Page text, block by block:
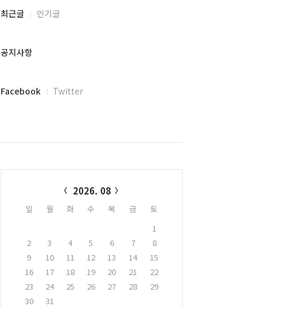
최
과
글
최근글 인기글
공지사항
페
Facebook Twitter
2026. 08
일 월 화 수 목 금
토
1
2
3 4 5 6 7
8
9
10 11 12 13 14
15
16
17 18 19 20 21
22
23
24 25 26 27 28
29
30
31